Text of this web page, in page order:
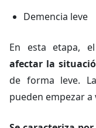
Demencia leve
En esta etapa,
afectar la
de forma leve.
pueden empezar a